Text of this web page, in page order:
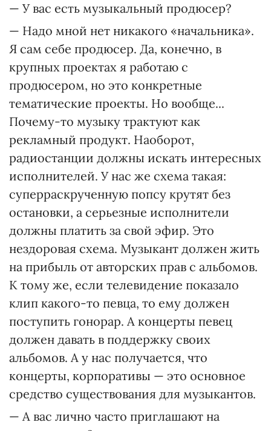
— У вас есть музыкальный продюсер?
— Надо мной нет никакого «начальника».
Я сам себе продюсер. Да, конечно, в
крупных проектах я работаю с
продюсером, но это конкретные
тематические проекты. Но вообще...
Почему-то музыку трактуют как
рекламный продукт. Наоборот,
радиостанции должны искать интересных
исполнителей. У нас же схема такая:
суперраскрученную попсу крутят без
остановки, а серьезные исполнители
должны платить за свой эфир. Это
нездоровая схема. Музыкант должен жить
на прибыль от авторских прав с альбомов.
К тому же, если телевидение показало
клип какого-то певца, то ему должен
поступить гонорар. А концерты певец
должен давать в поддержку своих
альбомов. А у нас получается, что
концерты, корпоративы — это основное
средство существования для музыкантов.
— А вас лично часто приглашают на